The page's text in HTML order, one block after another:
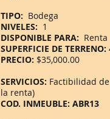
TIPO: Bodega
NIVELES: 1
DISPONIBLE PARA: Renta
SUPERFICIE DE TERRENO:
PRECIO: $35,000.00
SERVICIOS: Factibilidad
la renta)
COD. INMEUBLE: ABR13